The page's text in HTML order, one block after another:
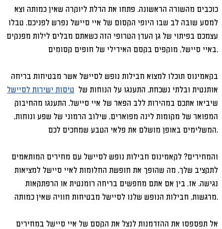
כוכבים מהשורה הראשונה. פתחו את הדלת ליוקרה שאין כמותה וצא
למסע שובה לב שבו היופי הקסום של איי סיישל נפרש לפניכם. טבלו
עצמכם בפיתוי של גן העדן הטרופי הזה כשאתם מבלים לילות מפנקים
באיי סיישל, מוקפים בקסם האידילי של חופים קסומים.
בקאמינוס תוכלו למצוא חבילות נופש לסיישל אשר מבטיחות בריחה
אותנטית ובלתי נשכחת. התענגו על הנוחות של טיסות ישירות לסיישל
שיביאו אתכם במהירות ללב הפאר של איי סיישל. התענגו מהחיבוק
המפואר של מקומות לינה מפוארים, שילוב הרמוני של שפע ונוחות,
המשלימים באופן מושלם את פלאי הטבע שמחכים לכם.
והמחירים? לקאמינוס חבילות נופש לסיישל עם מחירים המותאמים
לתקציב שלך, מה שהופך את חופשת החלומות לאיי סיישל למציאות
נגישה. אז, בין אם אתם מחפשים בריחה רומנטית או הרפתקאות
מרגשות, חבילות הנופש שלנו לסיישל מבטיחות חוויה שאין כמותה.
אל תפספסו את ההזדמנות לנצל את הקסם של איי סיישל במחירים